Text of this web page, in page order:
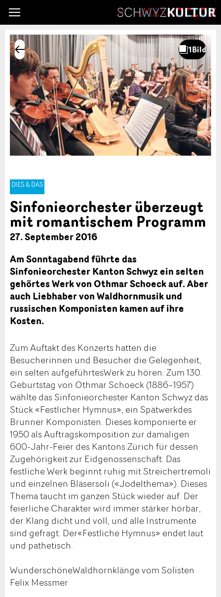
DIES & DAS
Sinfonieorchester überzeugt
mit romantischem Programm
27. September 2016
Am Sonntagabend führte das
Sinfonieorchester Kanton Schwyz ein selten
gehörtes Werk von Othmar Schoeck auf. Aber
auch Liebhaber von Waldhornmusik und
russischen Komponisten kamen auf ihre
Kosten.
Zum Auftakt des Konzerts hatten die
Besucherinnen und Besucher die Gelegenheit,
ein selten aufgeführtesWerk zu hören: Zum 130.
Geburtstag von Othmar Schoeck (1886–1957)
wählte das Sinfonieorchester Kanton Schwyz das
Stück «Festlicher Hymnus», ein Spätwerkdes
Brunner Komponisten. Dieses komponierte er
1950 als Auftragskomposition zur damaligen
600-Jahr-Feier des Kantons Zürich für dessen
Zugehörigkeit zur Eidgenossenschaft. Das
festliche Werk beginnt ruhig mit Streichertremoli
und einzelnen Bläsersoli («Jodelthema»). Dieses
Thema taucht im ganzen Stück wieder auf. Der
feierliche Charakter wird immer stärker hörbar,
der Klang dicht und voll, und alle Instrumente
sind gefragt. Der«Festliche Hymnus» endet laut
und pathetisch.
WunderschöneWaldhornklänge vom Solisten
Felix Messmer